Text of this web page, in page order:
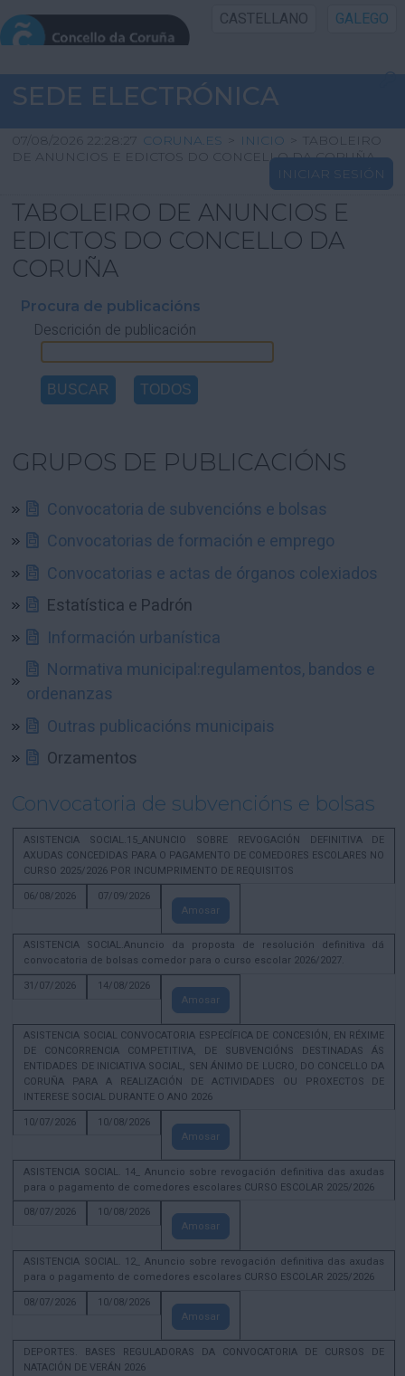
CASTELLANO GALEGO
INICIO SEDE
INICIO
INFORMACIÓN PÚBLICA
CARTAFOL CIDADÁN
AXUDA
SEDE ELECTRÓNICA
07/08/2026 22:28:27 CORUNA.ES > INICIO > TABOLEIRO
DE ANUNCIOS E EDICTOS DO CONCELLO DA CORUÑA
INICIAR SESIÓN
TABOLEIRO DE ANUNCIOS E
EDICTOS DO CONCELLO DA
CORUÑA
Procura de publicacións
Descrición de publicación
GRUPOS DE PUBLICACIÓNS
Convocatoria de subvencións e bolsas
Convocatorias de formación e emprego
Convocatorias e actas de órganos colexiados
Estatística e Padrón
Información urbanística
Normativa municipal:regulamentos, bandos e
ordenanzas
Outras publicacións municipais
Orzamentos
Convocatoria de subvencións e bolsas
ASISTENCIA SOCIAL.15_ANUNCIO SOBRE REVOGACIÓN DEFINITIVA DE
AXUDAS CONCEDIDAS PARA O PAGAMENTO DE COMEDORES ESCOLARES NO
CURSO 2025/2026 POR INCUMPRIMENTO DE REQUISITOS
06/08/2026
07/09/2026
Amosar
ASISTENCIA SOCIAL.Anuncio da proposta de resolución definitiva dá
convocatoria de bolsas comedor para o curso escolar 2026/2027.
31/07/2026
14/08/2026
Amosar
ASISTENCIA SOCIAL CONVOCATORIA ESPECÍFICA DE CONCESIÓN, EN RÉXIME
DE CONCORRENCIA COMPETITIVA, DE SUBVENCIÓNS DESTINADAS ÁS
ENTIDADES DE INICIATIVA SOCIAL, SEN ÁNIMO DE LUCRO, DO CONCELLO DA
CORUÑA PARA A REALIZACIÓN DE ACTIVIDADES OU PROXECTOS DE
INTERESE SOCIAL DURANTE O ANO 2026
10/07/2026
10/08/2026
Amosar
ASISTENCIA SOCIAL. 14_ Anuncio sobre revogación definitiva das axudas
para o pagamento de comedores escolares CURSO ESCOLAR 2025/2026
08/07/2026
10/08/2026
Amosar
ASISTENCIA SOCIAL. 12_ Anuncio sobre revogación definitiva das axudas
para o pagamento de comedores escolares CURSO ESCOLAR 2025/2026
08/07/2026
10/08/2026
Amosar
DEPORTES. BASES REGULADORAS DA CONVOCATORIA DE CURSOS DE
NATACIÓN DE VERÁN 2026